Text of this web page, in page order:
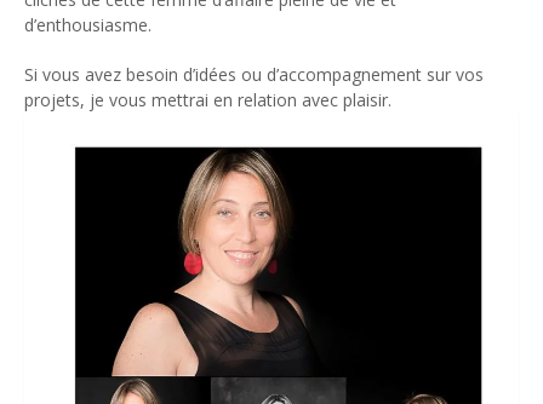
d’enthousiasme.
Si vous avez besoin d’idées ou d’accompagnement sur vos
projets, je vous mettrai en relation avec plaisir.